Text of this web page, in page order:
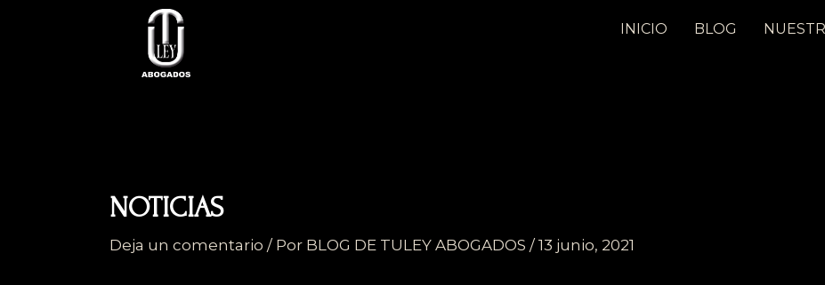
INICIO BLOG
NOTICIAS
Deja un comentario / Por BLOG DE TULEY ABOGADOS /13 junio, 2021